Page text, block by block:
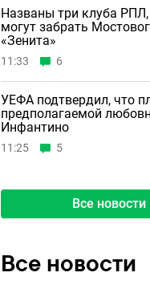
Названы три клуба
могут забрать
«Зенита»
11:33 6
УЕФА подтвердил, что
предполагаемой
Инфантино
11:25 5
Все новости
Все новости